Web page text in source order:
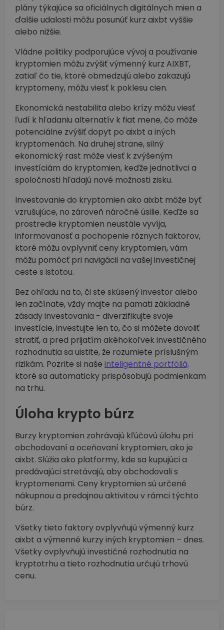
plány týkajúce sa oficiálnych digitálnych mien a
ďalšie udalosti môžu posunúť kurz aixbt vyššie
alebo nižšie.
Vládne politiky podporujúce vývoj a používanie
kryptomien môžu zvýšiť výmenný kurz AIXBT,
zatiaľ čo tie, ktoré obmedzujú alebo zakazujú
kryptomeny, môžu viesť k poklesu cien.
Ekonomická nestabilita alebo krízy môžu viesť
ľudí k hľadaniu alternatív k fiat mene, čo môže
potenciálne zvýšiť dopyt po aixbt a iných
kryptomenách. Na druhej strane, silný
ekonomický rast môže viesť k zvýšeným
investíciám do kryptomien, keďže jednotlivci a
spoločnosti hľadajú nové možnosti zisku.
Investovanie do kryptomien ako aixbt môže byť
vzrušujúce, no zároveň náročné úsilie. Keďže sa
prostredie kryptomien neustále vyvíja,
informovanosť a pochopenie rôznych faktorov,
ktoré môžu ovplyvniť ceny kryptomien, vám
môžu pomôcť pri navigácii na vašej investičnej
ceste s istotou.
Bez ohľadu na to, či ste skúsený investor alebo
len začínate, vždy majte na pamäti základné
zásady investovania - diverzifikujte svoje
investície, investujte len to, čo si môžete dovoliť
stratiť, a pred prijatím akéhokoľvek investičného
rozhodnutia sa uistite, že rozumiete príslušným
rizikám. Pozrite si naše inteligentné portfóliá,
ktoré sa automaticky prispôsobujú podmienkam
na trhu.
Úloha krypto búrz
Burzy kryptomien zohrávajú kľúčovú úlohu pri
obchodovaní a oceňovaní kryptomien, ako je
aixbt. Slúžia ako platformy, kde sa kupujúci a
predávajúci stretávajú, aby obchodovali s
kryptomenami. Ceny kryptomien sú určené
nákupnou a predajnou aktivitou v rámci týchto
búrz.
Všetky tieto faktory ovplyvňujú výmenný kurz
aixbt a výmenné kurzy iných kryptomien – dnes.
Všetky ovplyvňujú investičné rozhodnutia na
kryptotrhu a tieto rozhodnutia určujú trhovú
cenu.